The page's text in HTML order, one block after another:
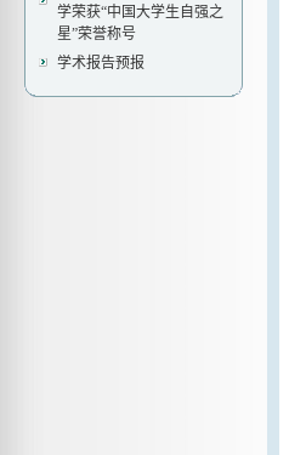
学荣获“中国大学生自强之
星”荣誉称号
学术报告预报